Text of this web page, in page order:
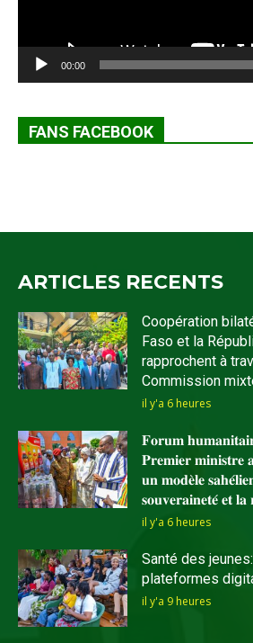
00:00
FANS FACEBOOK
ARTICLES RECENTS
Coopération
Faso et la
rapprochent à
Commission
il y'a 6 heures
𝐅𝐨𝐫𝐮𝐦
𝐏𝐫𝐞𝐦𝐢𝐞𝐫 𝐦𝐢𝐧𝐢𝐬𝐭𝐫𝐞
𝐮𝐧 𝐦𝐨𝐝𝐞̀𝐥𝐞
𝐬𝐨𝐮𝐯𝐞𝐫𝐚𝐢𝐧𝐞𝐭𝐞́ 𝐞𝐭 𝐥𝐚
il y'a 6 heures
Santé des
plateformes
il y'a 9 heures